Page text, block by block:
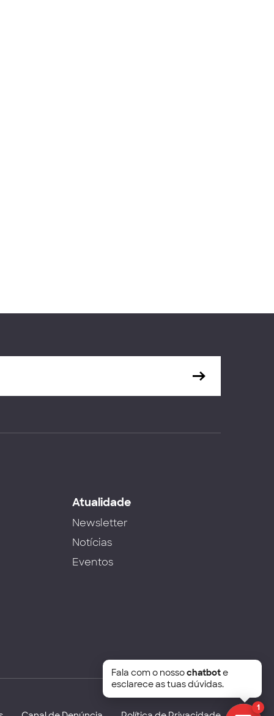
Atualidade
Newsletter
Notícias
Eventos
1
Fala com o nossochatbote
esclarece as tuas dúvidas.